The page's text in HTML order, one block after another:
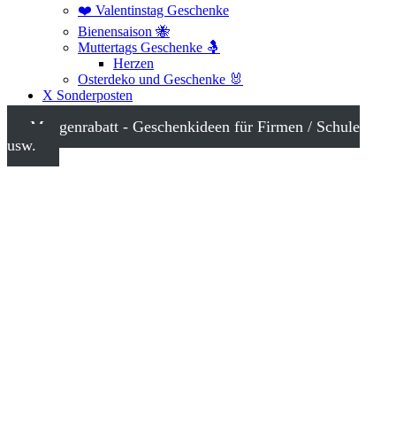
❤️ Valentinstag Geschenke
Bienensaison 🐝
Muttertags Geschenke 🤱
Herzen
Osterdeko und Geschenke 🐰
X Sonderposten
Mengenrabatt - Geschenkideen für Firmen / Schule
usw.